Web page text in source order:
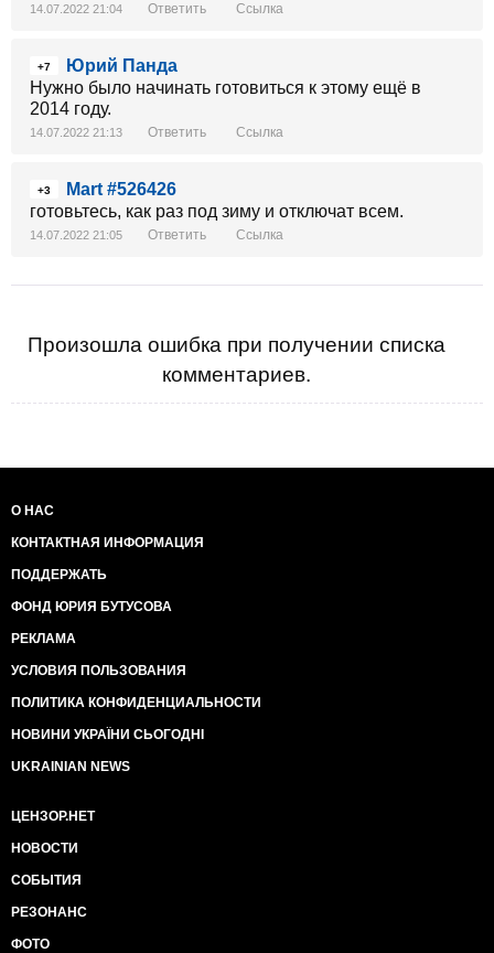
14.07.2022 21:04 Ответить Ссылка
+7
Юрий Панда
Нужно было начинать готовиться к этому ещё в
2014 году.
14.07.2022 21:13 Ответить Ссылка
+3
Mart #526426
готовьтесь, как раз под зиму и отключат всем.
14.07.2022 21:05 Ответить Ссылка
Произошла ошибка при получении списка
комментариев.
О НАС
КОНТАКТНАЯ ИНФОРМАЦИЯ
ПОДДЕРЖАТЬ
ФОНД ЮРИЯ БУТУСОВА
РЕКЛАМА
УСЛОВИЯ ПОЛЬЗОВАНИЯ
ПОЛИТИКА КОНФИДЕНЦИАЛЬНОСТИ
НОВИНИ УКРАЇНИ СЬОГОДНІ
UKRAINIAN NEWS
ЦЕНЗОР.НЕТ
НОВОСТИ
СОБЫТИЯ
РЕЗОНАНС
ФОТО